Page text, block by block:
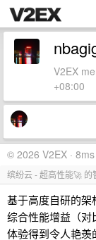
V2EX
+08:00
© 2026 V2EX ·
缤纷云 - 超高性能🚀 的
基于高度自研的架
综合性能增益（对
体验得到令人艳羡